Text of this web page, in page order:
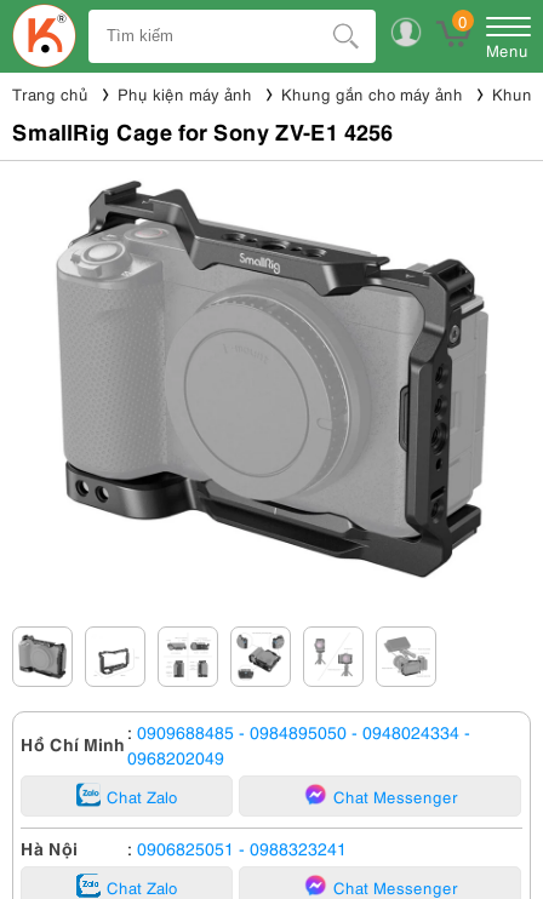
0
Menu
Trang chủ Phụ kiện máy ảnh Khung gắn cho máy ảnh
SmallRig Cage for Sony ZV-E1 4256
Hồ Chí Minh : 0909688485 - 0984895050 - 0948024334 -
0968202049
Chat Zalo Chat Messenger
Hà Nội : 0906825051 - 0988323241
Chat Zalo Chat Messenger